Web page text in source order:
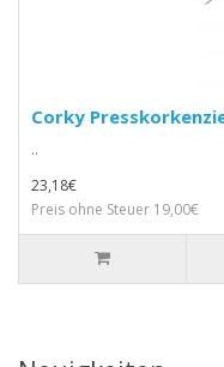
Corky
..
23,18€
Preis ohne Steuer 19,00€